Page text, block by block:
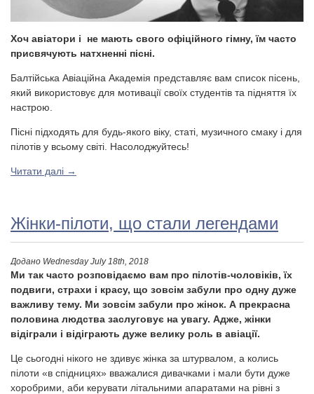
Хоч авіатори і не мають свого офіційного гімну, їм часто
присвячують натхненні пісні.
Балтійська Авіаційна Академія представляє вам список пісень,
який використовує для мотивації своїх студентів та підняття їх
настрою.
Пісні підходять для будь-якого віку, статі, музичного смаку і для
пілотів у всьому світі. Насолоджуйтесь!
Читати далі →
Жінки-пілоти, що стали легендами
Додано Wednesday July 18th, 2018
Ми так часто розповідаємо вам про пілотів-чоловіків, їх
подвиги, страхи і красу, що зовсім забули про одну дуже
важливу тему. Ми зовсім забули про жінок. А прекрасна
половина людства заслуговує на увагу. Адже, жінки
відіграли і відіграють дуже велику роль в авіації.
Це сьогодні нікого не здивує жінка за штурвалом, а колись
пілоти «в спідницях» вважалися дивачками і мали бути дуже
хоробрими, аби керувати літальними апаратами на рівні з